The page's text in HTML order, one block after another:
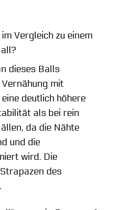
Vergleich zu einem
dieses Balls
mit
deutlich höhere
als bei rein
da die Nähte
und die
wird. Die
des